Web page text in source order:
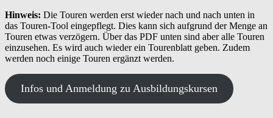
Hinweis: Die Touren werden erst wieder nach und nach unten in
das Touren-Tool eingepflegt. Dies kann sich aufgrund der Menge an
Touren etwas verzögern. Über das PDF unten sind aber alle Touren
einzusehen. Es wird auch wieder ein Tourenblatt geben. Zudem
werden noch einige Touren ergänzt werden.
Infos und Anmeldung zu Ausbildungskursen